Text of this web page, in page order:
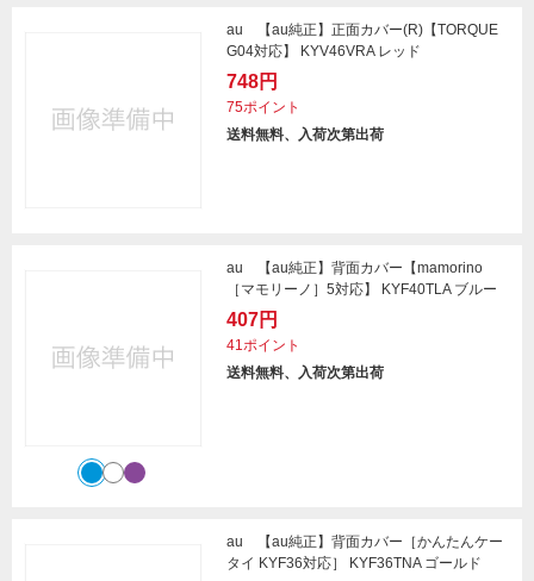
au 【au純正】正面カバー(R)【TORQUE
G04対応】 KYV46VRA レッド
748円
75ポイント
送料無料、入荷次第出荷
au 【au純正】背面カバー【mamorino
［マモリーノ］5対応】 KYF40TLA ブルー
407円
41ポイント
送料無料、入荷次第出荷
au 【au純正】背面カバー［かんたんケー
タイ KYF36対応］ KYF36TNA ゴールド